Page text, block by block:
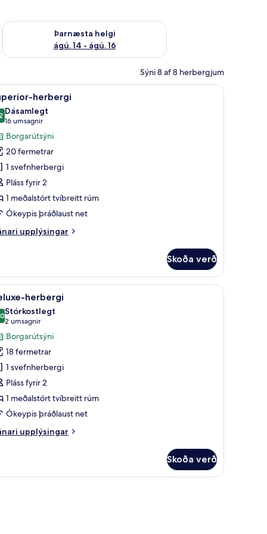
9
Þarnæsta helgi
ágú. 14 - ágú. 16
Athuga framboð þarnæstu helgi ágú. 14 - ágú. 16
Sýni 8 af 8 herbergjum
án endurgjalds, hárblásari, handklæði, sápaSuperior-herbergi | Öryggishólf í herbergi,
8 herbergi
af 10
Dásamlegt
16 umsagnir
(16
umsagnir)
Borgarútsýni
20 fermetrar
1 svefnherbergi
Pláss fyrir 2
1 meðalstórt tvíbreitt rúm
Ókeypis þráðlaust net
upplýsingar
Skoða verð
rúm með svefnsófa | Öryggishólf í herbergi, skrifborð, vinnuaðstaða
Deluxe-herbergi | Öryggishólf í herbergi,
13 herbergi
af 10
Stórkostlegt
2 umsagnir
(2
umsagnir)
Borgarútsýni
18 fermetrar
1 svefnherbergi
Pláss fyrir 2
1 meðalstórt tvíbreitt rúm
Ókeypis þráðlaust net
upplýsingar
Skoða verð
skrifborð, vinnuaðstaða fyrir fartölvur